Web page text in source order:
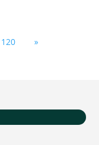
120 »